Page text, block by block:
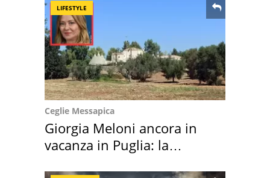
LIFESTYLE
Ceglie Messapica
Giorgia Meloni ancora in
vacanza in Puglia: la